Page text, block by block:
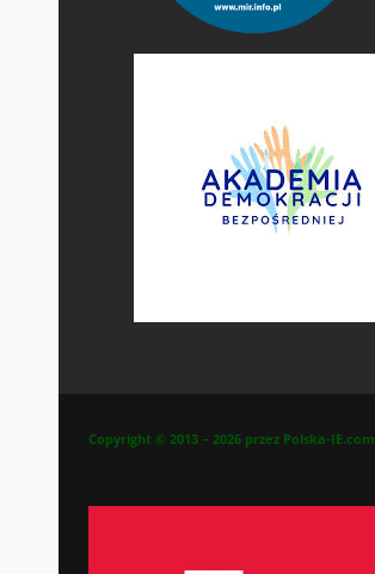
Copyright © 2013 – 2026 przez Polska-IE.com